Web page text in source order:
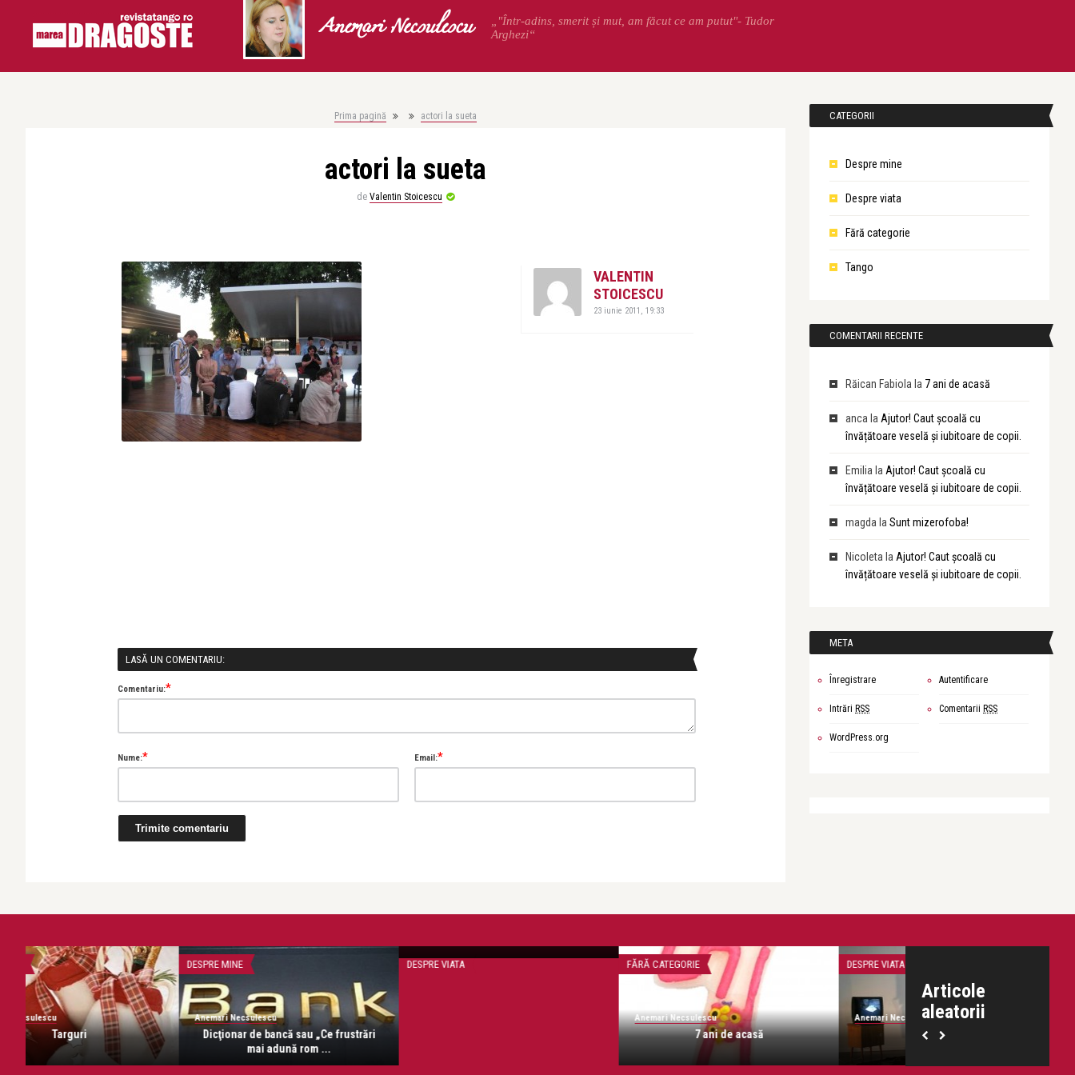
Anemari Necsulescu
„"Într-adins, smerit și mut, am făcut ce am putut"- Tudor
Arghezi“
Prima pagină actori la sueta
actori la sueta
de Valentin Stoicescu
VALENTIN
STOICESCU
23 iunie 2011, 19:33
LASĂ UN COMENTARIU:
Comentariu:*
Nume:* Email:*
CATEGORII
Despre mine
Despre viata
Fără categorie
Tango
COMENTARII RECENTE
Răican Fabiola la 7 ani de acasă
anca la Ajutor! Caut școală cu
învățătoare veselă și iubitoare de copii.
Emilia la Ajutor! Caut școală cu
învățătoare veselă și iubitoare de copii.
magda la Sunt mizerofoba!
Nicoleta la Ajutor! Caut școală cu
învățătoare veselă și iubitoare de copii.
META
Înregistrare Autentificare
Intrări RSS Comentarii RSS
WordPress.org
Articole
aleatorii
DESPRE VIATA
Anemari Necsulescu
7 ani de acasă
DESPRE MINE
Anemari Necsulescu
Mătănii, penitenţă şi post.